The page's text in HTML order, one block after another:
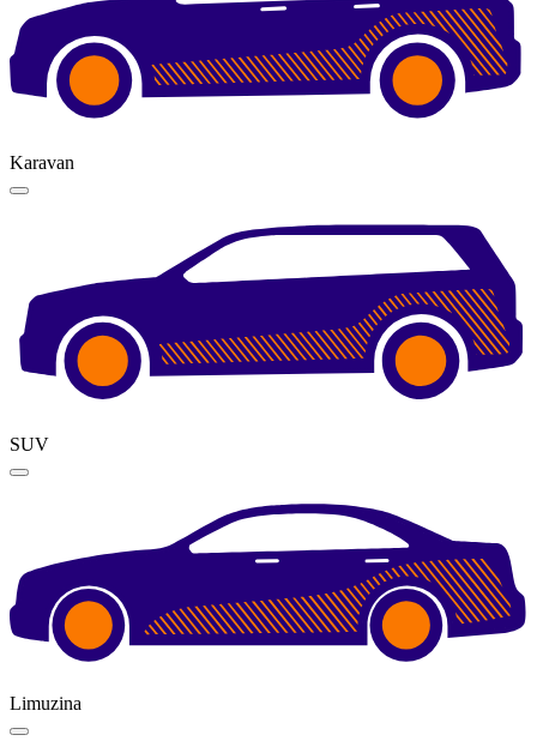
Karavan
SUV
Limuzina